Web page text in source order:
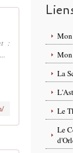
:
La
Le
Le